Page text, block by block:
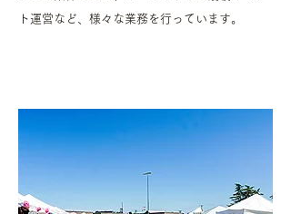
ト運営など、様々な業務を行っています。